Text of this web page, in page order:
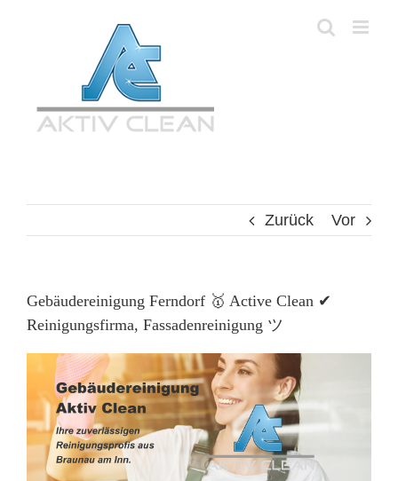
Zurück Vor
Gebäudereinigung Ferndorf 🥇 Active Clean ✔
Reinigungsfirma, Fassadenreinigung ツ